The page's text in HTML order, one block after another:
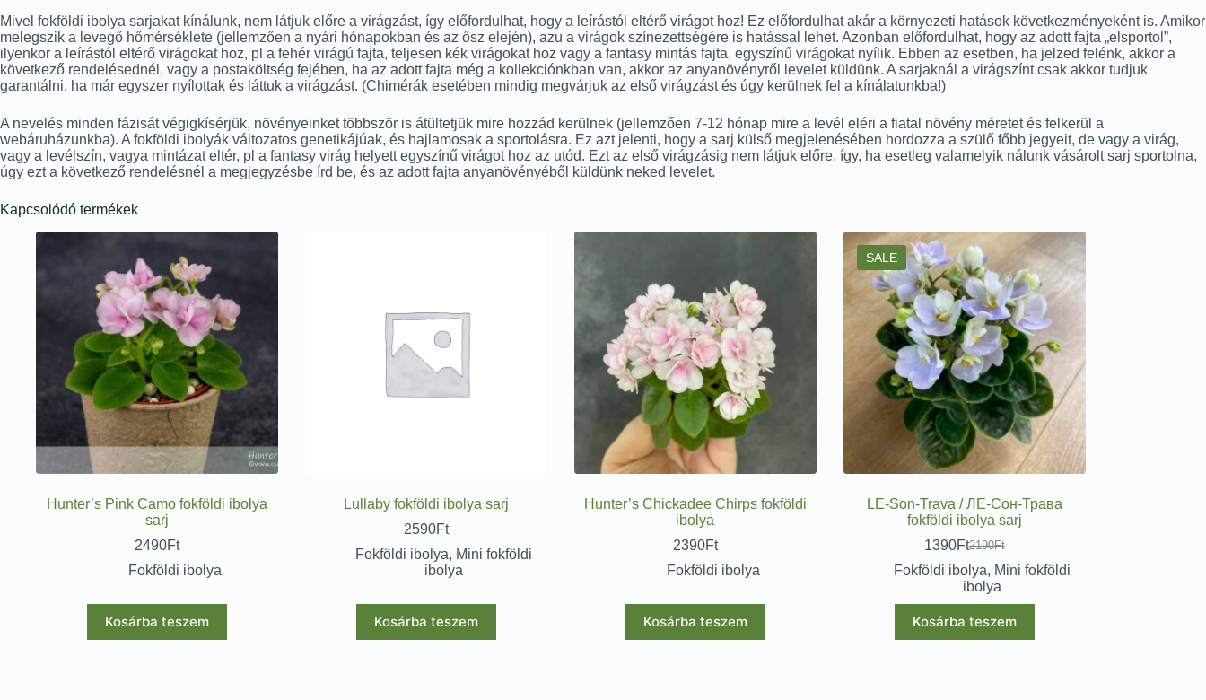
Mivel fokföldi ibolya sarjakat kínálunk, nem látjuk előre a virágzást, így előfordulhat, hogy a leírástól eltérő virágot hoz! Ez előfordulhat akár a környezeti hatások következményeként is. Amikor
melegszik a levegő hőmérséklete (jellemzően a nyári hónapokban és az ősz elején), azu a virágok színezettségére is hatással lehet. Azonban előfordulhat, hogy az adott fajta „elsportol”,
ilyenkor a leírástól eltérő virágokat hoz, pl a fehér virágú fajta, teljesen kék virágokat hoz vagy a fantasy mintás fajta, egyszínű virágokat nyílik. Ebben az esetben, ha jelzed felénk, akkor a
következő rendelésednél, vagy a postaköltség fejében, ha az adott fajta még a kollekciónkban van, akkor az anyanövényről levelet küldünk. A sarjaknál a virágszínt csak akkor tudjuk
garantálni, ha már egyszer nyílottak és láttuk a virágzást. (Chimérák esetében mindig megvárjuk az első virágzást és úgy kerülnek fel a kínálatunkba!)
A nevelés minden fázisát végigkísérjük, növényeinket többször is átültetjük mire hozzád kerülnek (jellemzően 7-12 hónap mire a levél eléri a fiatal növény méretet és felkerül a
webáruházunkba). A fokföldi ibolyák változatos genetikájúak, és hajlamosak a sportolásra. Ez azt jelenti, hogy a sarj külső megjelenésében hordozza a szülő főbb jegyeit, de vagy a virág,
vagy a levélszín, vagya mintázat eltér, pl a fantasy virág helyett egyszínű virágot hoz az utód. Ezt az első virágzásig nem látjuk előre, így, ha esetleg valamelyik nálunk vásárolt sarj sportolna,
úgy ezt a következő rendelésnél a megjegyzésbe írd be, és az adott fajta anyanövényéből küldünk neked levelet.
Kapcsolódó termékek
Hunter’s Pink Camo fokföldi ibolya
sarj
2490Ft
Fokföldi ibolya
Kosárba teszem
Lullaby fokföldi ibolya sarj
2590Ft
Fokföldi ibolya, Mini fokföldi
ibolya
Kosárba teszem
Hunter’s Chickadee Chirps fokföldi
ibolya
2390Ft
Fokföldi ibolya
Kosárba teszem
SALE
LE-Son-Trava / ЛЕ-Сон-Трава
fokföldi ibolya sarj
2190Ft
1390Ft
Fokföldi ibolya, Mini fokföldi
ibolya
Kosárba teszem